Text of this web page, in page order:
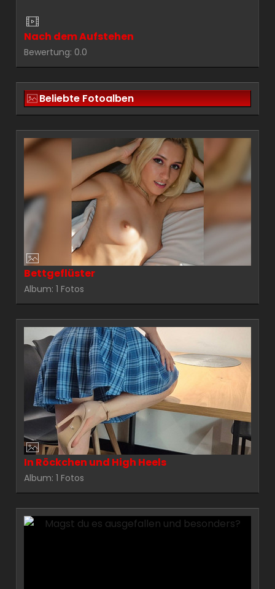
Nach dem Aufstehen
Bewertung: 0.0
Beliebte Fotoalben
Bettgeflüster
Album: 1 Fotos
In Röckchen und High Heels
Album: 1 Fotos